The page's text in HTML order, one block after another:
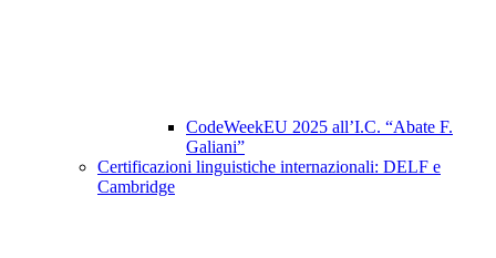
CodeWeekEU 2025 all’I.C. “Abate F.
Galiani”
Certificazioni linguistiche internazionali: DELF e
Cambridge